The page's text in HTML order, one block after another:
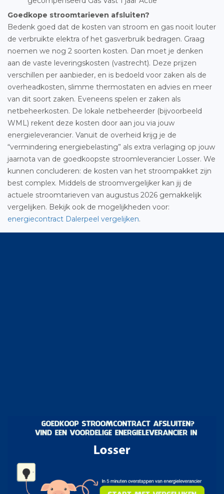
Goedkope stroomtarieven afsluiten?
Bedenk goed dat de kosten van stroom en gas nooit louter
de verbruikte elektra of het gasverbruik bedragen. Graag
noemen we nog 2 soorten kosten. Dan moet je denken
aan de vaste leveringskosten (vastrecht). Deze prijzen
verschillen per aanbieder, en is bedoeld voor zaken als de
overheadkosten, slimme thermostaten en advies en meer
van dit soort zaken. Eveneens spelen er zaken als
netbeheerkosten. De lokale netbeheerder (bijvoorbeeld
WML) rekent deze kosten door aan jou via jouw
energieleverancier. Vanuit de overheid krijg je de
“vermindering energiebelasting” als extra verlaging op jouw
jaarnota van de goedkoopste stroomleverancier Losser. We
kunnen concluderen: de kosten van het stroompakket zijn
best complex. Middels de stroomvergelijker kan jij de
actuele stroomtarieven van augustus 2026 gemakkelijk
vergelijken. Bekijk ook de mogelijkheden voor:
energiecontract Dalerpeel vergelijken.